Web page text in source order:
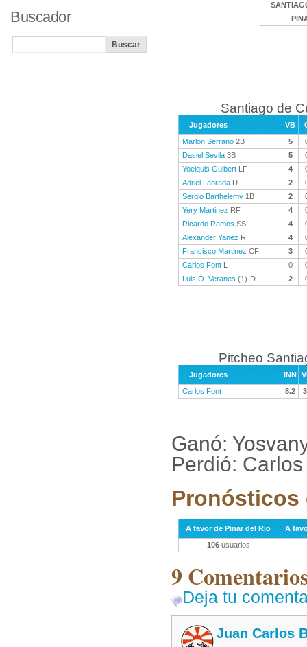
Santiago de
Jugadores VB
Marlon Serrano 2B 5
Dasiel Sevila 3B 5
Yoelquis Guibert LF 4
Adriel Labrada D 2
Sergio Barthelemy 1B 2
Yery Martinez RF 4
Ricardo Ramos SS 4
Alexander Yanez R 4
Francisco Martinez CF 3
Carlos Font L 0
Luis O. Veranes (1)-D 2
Pitcheo
Jugadores INN
Carlos Font
8.2
Ganó:
Perdió:
Pronósticos
A favor de Pinar del Rio
A
106usuarios
9
Deja tu
Juan Carlos
Buscador